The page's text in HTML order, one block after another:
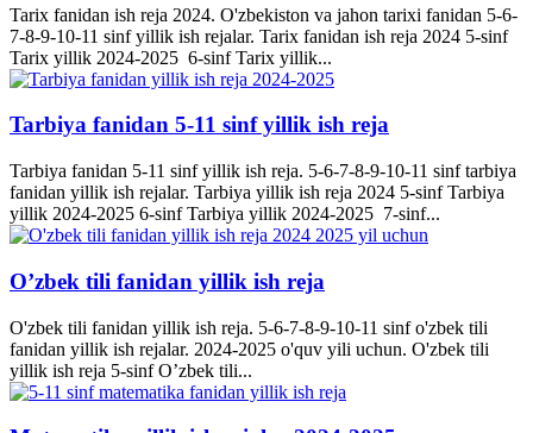
Tarix fanidan ish reja 2024. O'zbekiston va jahon tarixi fanidan 5-6-
7-8-9-10-11 sinf yillik ish rejalar. Tarix fanidan ish reja 2024 5-sinf
Tarix yillik 2024-2025 6-sinf Tarix yillik...
Tarbiya fanidan 5-11 sinf yillik ish reja
Tarbiya fanidan 5-11 sinf yillik ish reja. 5-6-7-8-9-10-11 sinf tarbiya
fanidan yillik ish rejalar. Tarbiya yillik ish reja 2024 5-sinf Tarbiya
yillik 2024-2025 6-sinf Tarbiya yillik 2024-2025 7-sinf...
O’zbek tili fanidan yillik ish reja
O'zbek tili fanidan yillik ish reja. 5-6-7-8-9-10-11 sinf o'zbek tili
fanidan yillik ish rejalar. 2024-2025 o'quv yili uchun. O'zbek tili
yillik ish reja 5-sinf O’zbek tili...